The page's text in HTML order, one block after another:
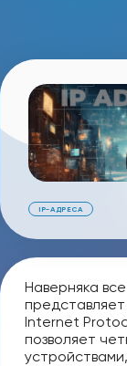
IP-АДРЕСА
Наверняка
Internet
позволяет